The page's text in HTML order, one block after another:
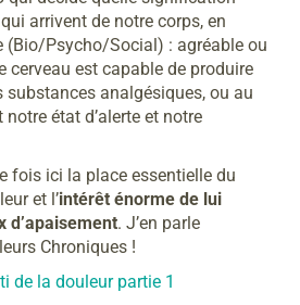
arrivent de notre corps, en
(Bio/Psycho/Social) : agréable ou
cerveau est capable de produire
substances analgésiques, ou au
état d’alerte et notre
fois ici la place essentielle du
et l’intérêt énorme de lui
d’apaisement. J’en parle
Chroniques !
de la douleur partie 1